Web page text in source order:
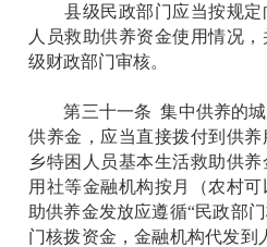
县级民政部门应当按规定
人员救助供养资金使用情况
级财政部门审核。
第三十一条 集中供养的城
供养金，应当直接拨付到供
乡特困人员基本生活救助供
用社等金融机构按月（农村
助供养金发放应遵循“民政部
门核拨资金，金融机构代发到